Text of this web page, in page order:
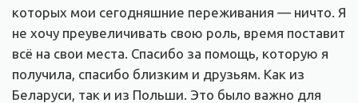
которых мои сегодняшние переживания — ничто. Я
не хочу преувеличивать свою роль, время поставит
всё на свои места. Спасибо за помощь, которую я
получила, спасибо близким и друзьям. Как из
Беларуси, так и из Польши. Это было важно для